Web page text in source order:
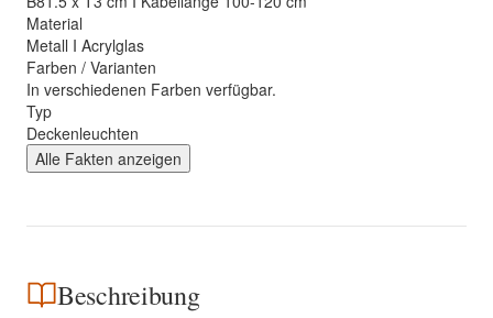
Material
Metall I Acrylglas
Farben / Varianten
In verschiedenen Farben verfügbar.
Typ
Deckenleuchten
Alle Fakten anzeigen
Beschreibung